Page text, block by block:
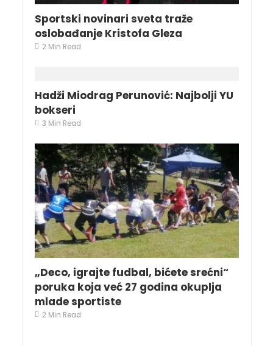
Sportski novinari sveta traže
oslobađanje Kristofa Gleza
2 Min Read
Hadži Miodrag Perunović: Najbolji YU
bokseri
3 Min Read
„Deco, igrajte fudbal, bićete srećni“
poruka koja već 27 godina okuplja
mlade sportiste
2 Min Read